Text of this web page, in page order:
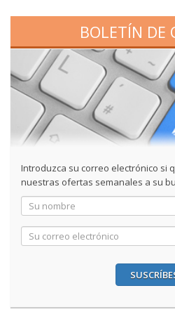
BOLETÍN DE
Introduzca su correo electrónico si
nuestras ofertas semanales a su